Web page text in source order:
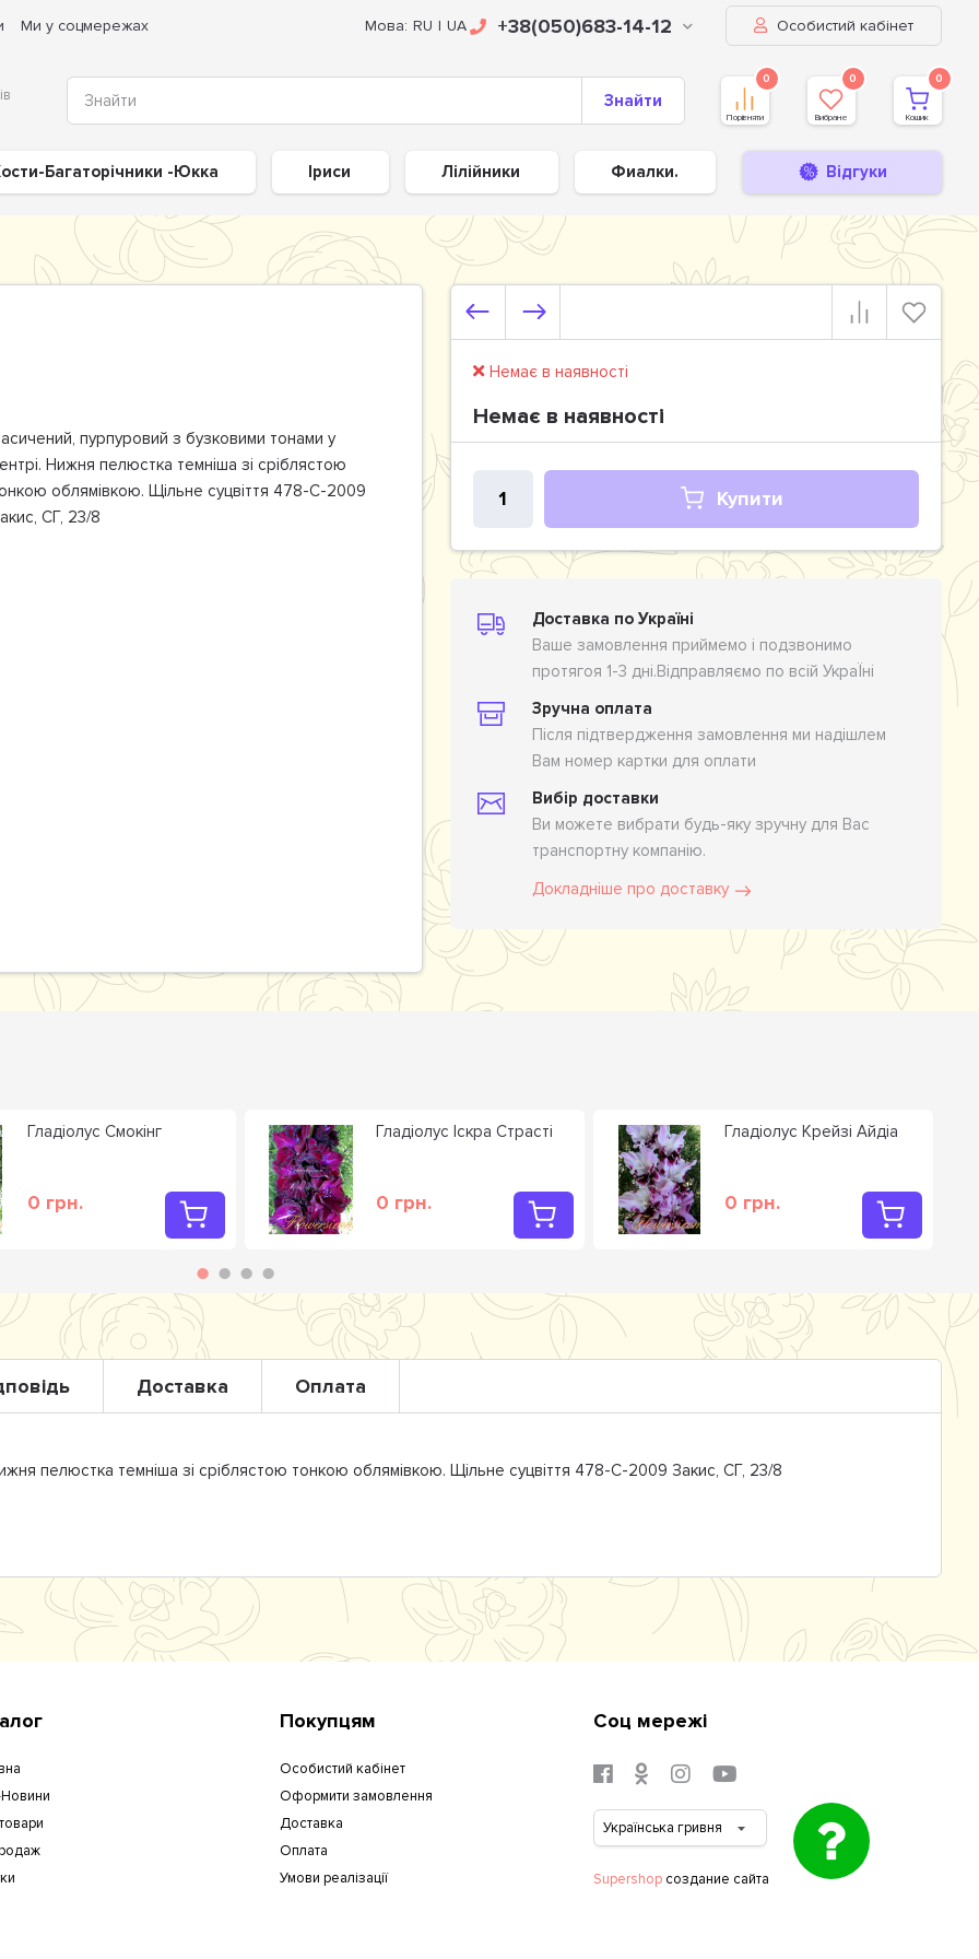
Ми у соцмережах Мова: RU | UA +38(050)683-14-12 Особистий кабінет
Знайти
0
Порівняти
0
Вибране
0
Кошик
Багаторічники -Юкка Іриси Лілійники Фиалки. Відгуки
пурпуровий з бузковими тонами у
Нижня пелюстка темніша зі сріблястою
облямівкою. Щільне суцвіття 478-С-2009
СГ, 23/8
Немає в наявності
Немає в наявності
Купити
Доставка по Україні
Ваше замовлення приймемо і подзвонимо
протягоя 1-3 дні.Відправляємо по всій УкраЇні
Зручна оплата
Після підтвердження замовлення ми надішлем
Вам номер картки для оплати
Вибір доставки
Ви можете вибрати будь-яку зручну для Вас
транспортну компанію.
Докладніше про доставку
Гладiолус Смокiнг
0 грн.
Гладiолус Іскра Страсті
0 грн.
Гладiолус Крейзі Айдіа
0 грн.
Доставка Оплата
пелюстка темніша зі сріблястою тонкою облямівкою. Щільне суцвіття 478-С-2009 Закис, СГ, 23/8
Покупцям
Особистий кабінет
Оформити замовлення
Доставка
Оплата
Умови реалізації
Соц мережі
Supershopсоздание сайта